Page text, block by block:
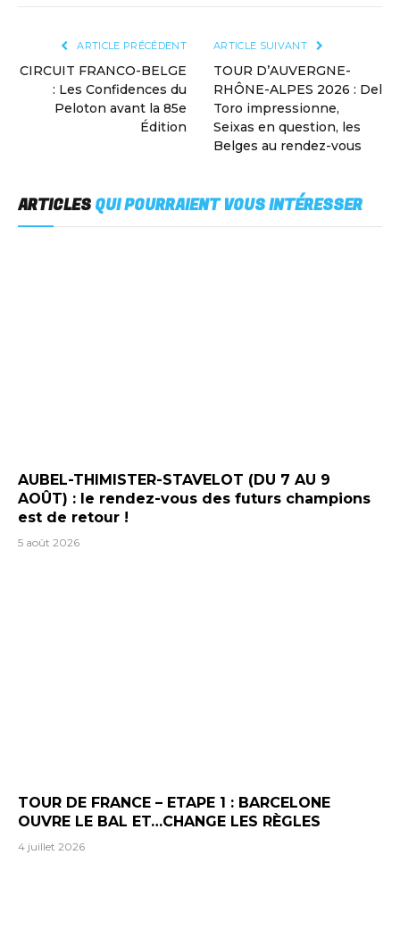
ARTICLE PRÉCÉDENT
CIRCUIT FRANCO-BELGE
: Les Confidences du
Peloton avant la 85e
Édition
ARTICLE SUIVANT
TOUR D’AUVERGNE-
RHÔNE-ALPES 2026 : Del
Toro impressionne,
Seixas en question, les
Belges au rendez-vous
ARTICLES QUI POURRAIENT VOUS INTÉRESSER
AUBEL-THIMISTER-STAVELOT (DU 7 AU 9
AOÛT) : le rendez-vous des futurs champions
est de retour !
5 août 2026
TOUR DE FRANCE – ETAPE 1 : BARCELONE
OUVRE LE BAL ET…CHANGE LES RÈGLES
4 juillet 2026